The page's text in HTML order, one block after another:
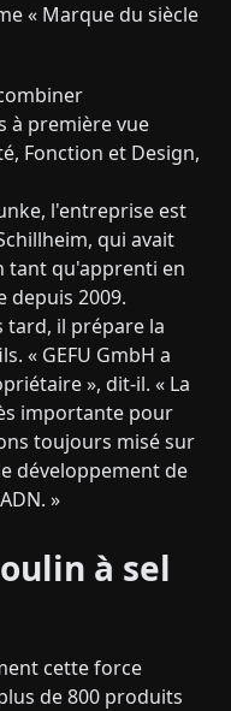
« Marque du siècle
à première vue
Fonction et Design,
l'entreprise est
qui avait
tant qu'apprenti en
depuis 2009.
tard, il prépare la
« GEFU GmbH a
», dit-il. « La
importante pour
toujours misé sur
développement de
»
à sel
cette force
de 800 produits